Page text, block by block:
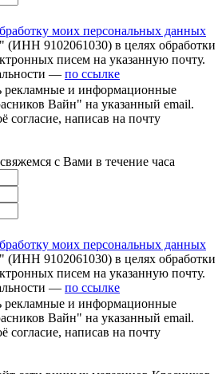
моих персональных данных
9102061030) в целях обработки
писем на указанную почту.
— по ссылке
рекламные и информационные
Вайн" на указанный email.
согласие, написав на почту
с Вами в течение часа
моих персональных данных
9102061030) в целях обработки
писем на указанную почту.
— по ссылке
рекламные и информационные
Вайн" на указанный email.
согласие, написав на почту